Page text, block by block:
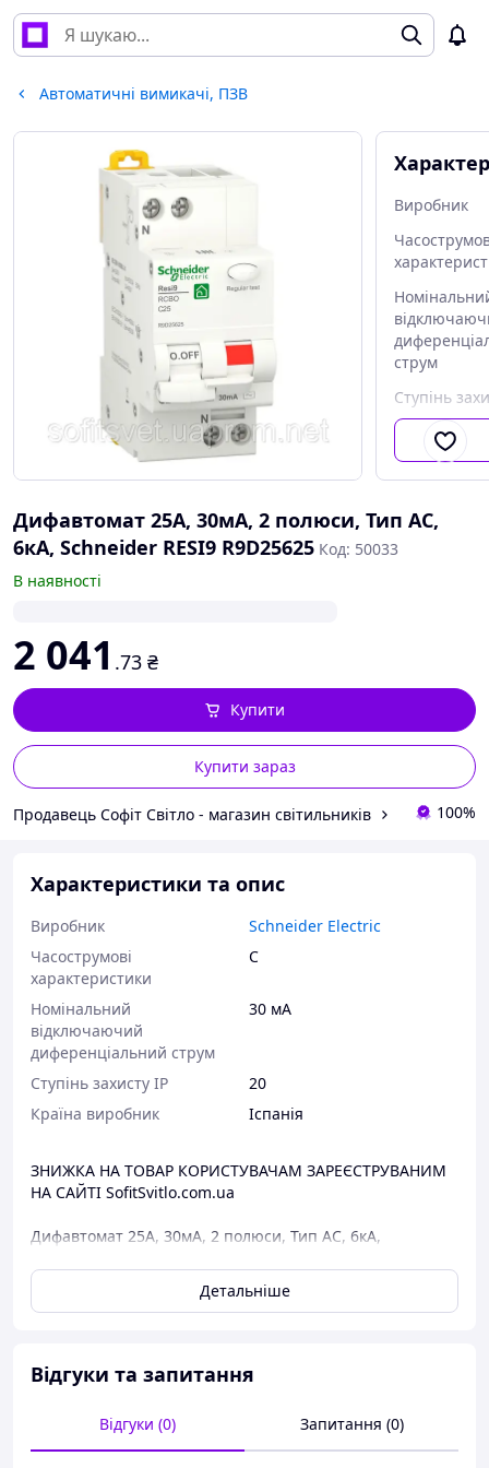
Автоматичні вимикачі, ПЗВ
Виробник
струм
Ступінь
Країна
Дифавтомат 25А, 30мА, 2 полюси, Тип AC,
6кА, Schneider RESI9 R9D25625 Код: 50033
В наявності
2 041 .73 ₴
Купити зараз
Купити
Продавець Софіт Світло - магазин світильників 100%
Характеристики та опис
Виробник
Schneider Electric
Часострумові
характеристики
C
Номінальний
відключаючий
диференціальний струм
30 мА
Ступінь захисту IP
20
Країна виробник
Іспанія
ЗНИЖКА НА ТОВАР КОРИСТУВАЧАМ ЗАРЕЄСТРУВАНИМ
НА САЙТІ SofitSvitlo.com.ua
Дифавтомат 25А, 30мА, 2 полюси, Тип AC, 6кА,
Завдяки витримці часу ці ВДТ забезпечують
Автоматичні вимикачі диференціального струму (АВДТ)
•Захист людей від ураження електричним струмом при
прямому контакті у разі витоку струму на землю
Детальніше
Відгуки та запитання
Відгуки (0) Запитання (0)